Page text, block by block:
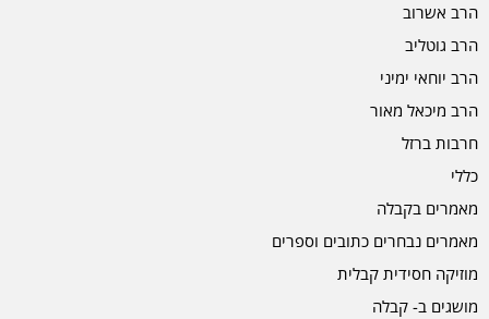
הרב אשרוב
הרב גוטליב
הרב יוחאי ימיני
הרב מיכאל מאור
חרבות ברזל
כללי
מאמרים בקבלה
מאמרים נבחרים כתובים וספרים
מוזיקה חסידית קבלית
מושגים ב- קבלה